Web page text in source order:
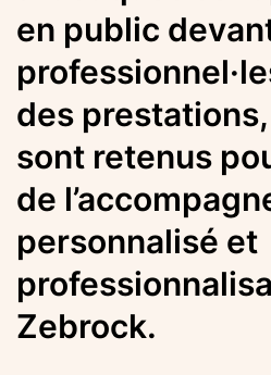
en public
des
sont retenus
de
personnalisé et
Zebrock.